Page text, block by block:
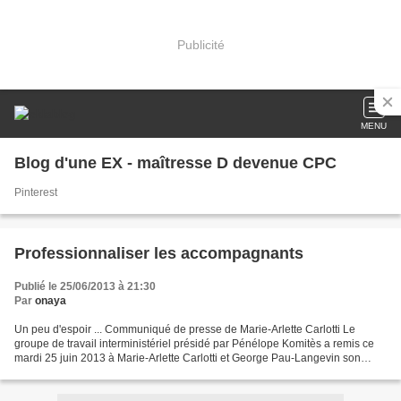
Publicité
MENU
Blog d'une EX - maîtresse D devenue CPC
Pinterest
Professionnaliser les accompagnants
Publié le 25/06/2013 à 21:30
Par onaya
Un peu d'espoir ... Communiqué de presse de Marie-Arlette Carlotti Le
groupe de travail interministériel présidé par Pénélope Komitès a remis ce
mardi 25 juin 2013 à Marie-Arlette Carlotti et George Pau-Langevin son